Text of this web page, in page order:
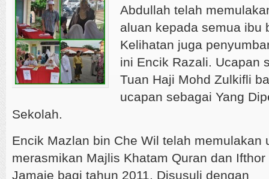
Abdullah telah
aluan kepada semua ibu
Kelihatan juga
ini Encik Razali. Ucapan
Tuan Haji Mohd Zulkifli
ucapan sebagai Yang
Sekolah.
Encik Mazlan bin Che Wil telah memulakan
merasmikan Majlis Khatam Quran dan Ifthor
Jamaie bagi tahun 2011. Disusuli dengan